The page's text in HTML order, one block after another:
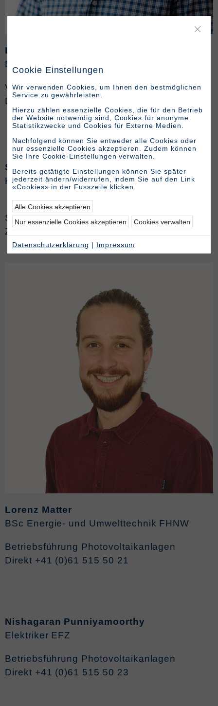
Lukas Herzog
Dipl. Masch.-Ing. ETH/SIA
VR-Mitglied, Beratung
Direkt +41 (0)61 386 32 53
Susanne Hanser
Kauffrau
Sekretariat und Buchhaltung
Zentrale +41 (0)61 386 32 50
Lorenz Matter
BSc Energie- und Umwelttechnik FHNW
Betriebsführung Photovoltaikanlagen
Direkt +41 (0)61 515 50 21
Nishagaran Punniyamoorthy
Elektriker EFZ
Betriebsführung Photovoltaikanlagen
Direkt +41 (0)61 515 50 23
Cookie Einstellungen
Wir verwenden Cookies, um Ihnen den bestmöglichen
Service zu gewährleisten.
Hierzu zählen essenzielle Cookies, die für den Betrieb
der Website notwendig sind, Cookies für anonyme
Statistikzwecke und Cookies für Externe Medien.
Nachfolgend können Sie entweder alle Cookies oder
nur essenzielle Cookies akzeptieren. Zudem können
Sie Ihre Cookie-Einstellungen verwalten.
Bereits getätigte Einstellungen können Sie später
jederzeit ändern/widerrufen, indem Sie auf den Link
«Cookies» in der Fusszeile klicken.
Alle Cookies akzeptieren
Nur essenzielle Cookies akzeptieren
Cookies verwalten
Datenschutzerklärung | Impressum